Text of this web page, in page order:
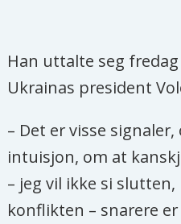
Han uttalte seg
Ukrainas president
– Det er visse
intuisjon, om at
– jeg vil ikke si
konflikten – snarere